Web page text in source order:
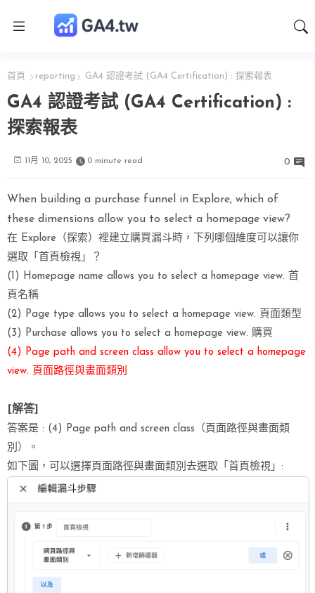
首頁 reporting GA4 認證考試 (GA4 Certification) : 探索報表
GA4 認證考試 (GA4 Certification) :
探索報表
11月 10, 2025 0 minute read 0
When building a purchase funnel in Explore, which of
these dimensions allow you to select a homepage view?
在 Explore（探索）裡建立購買漏斗時，下列哪個維度可以讓你
選取「首頁檢視」？
(1) Homepage name allows you to select a homepage view. 首
頁名稱
(2) Page type allows you to select a homepage view. 頁面類型
(3) Purchase allows you to select a homepage view. 購買
(4) Page path and screen class allow you to select a homepage
view. 頁面路徑與畫面類別
[解答]
答案是 : (4) Page path and screen class（頁面路徑與畫面類
別）。
如下圖，可以選擇頁面路徑與畫面類別去選取「首頁檢視」: